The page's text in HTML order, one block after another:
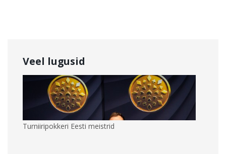
Veel lugusid
Turniiripokkeri Eesti meistrid